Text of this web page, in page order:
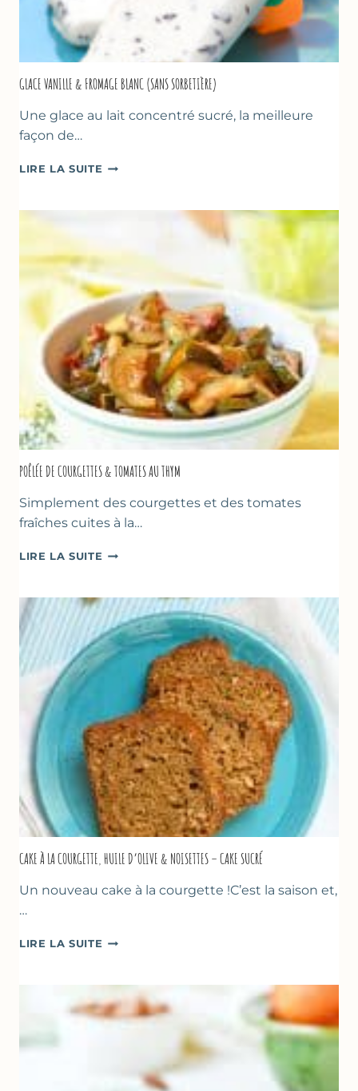
GLACE VANILLE & FROMAGE BLANC (SANS SORBETIÈRE)
Une glace au lait concentré sucré, la meilleure
façon de…
LIRE LA SUITE GLACE
POÊLÉE DE COURGETTES & TOMATES AU THYM
Simplement des courgettes et des tomates
fraîches cuites à la…
LIRE LA SUITE POÊLÉE
&
TOMATES
AU
THYM
CAKE À LA COURGETTE, HUILE D’OLIVE & NOISETTES – CAKE SUCRÉ
Un nouveau cake à la courgette !C’est la saison et,
…
LIRE LA SUITE CAKE
COURGETTE,
HUILE
D’OLIVE